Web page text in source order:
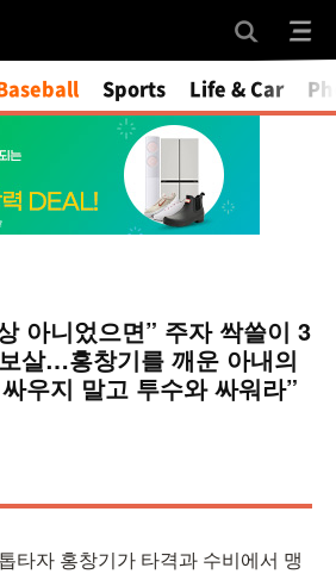
Mute
Sports Life & Car
아니었으면” 주자 싹쓸이 3
살…홍창기를 깨운 아내의
우지 말고 투수와 싸워라”
타자 홍창기가 타격과 수비에서 맹